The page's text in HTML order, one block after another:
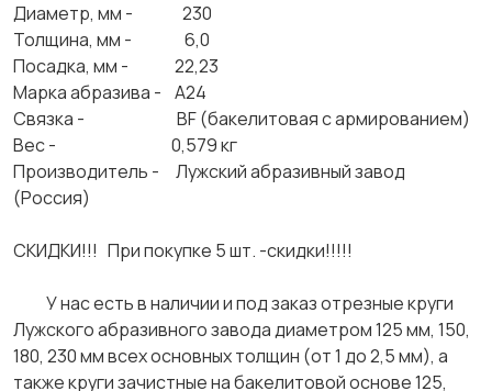
Диаметр, мм - 230
Толщина, мм - 6,0
Посадка, мм - 22,23
Марка абразива - А24
Связка - BF (бакелитовая с армированием)
Вес - 0,579 кг
Производитель - Лужский абразивный завод
(Россия)
СКИДКИ!!! При покупке 5 шт. -скидки!!!!!
У нас есть в наличии и под заказ отрезные круги
Лужского абразивного завода диаметром 125 мм, 150,
180, 230 мм всех основных толщин (от 1 до 2,5 мм), а
также круги зачистные на бакелитовой основе 125,